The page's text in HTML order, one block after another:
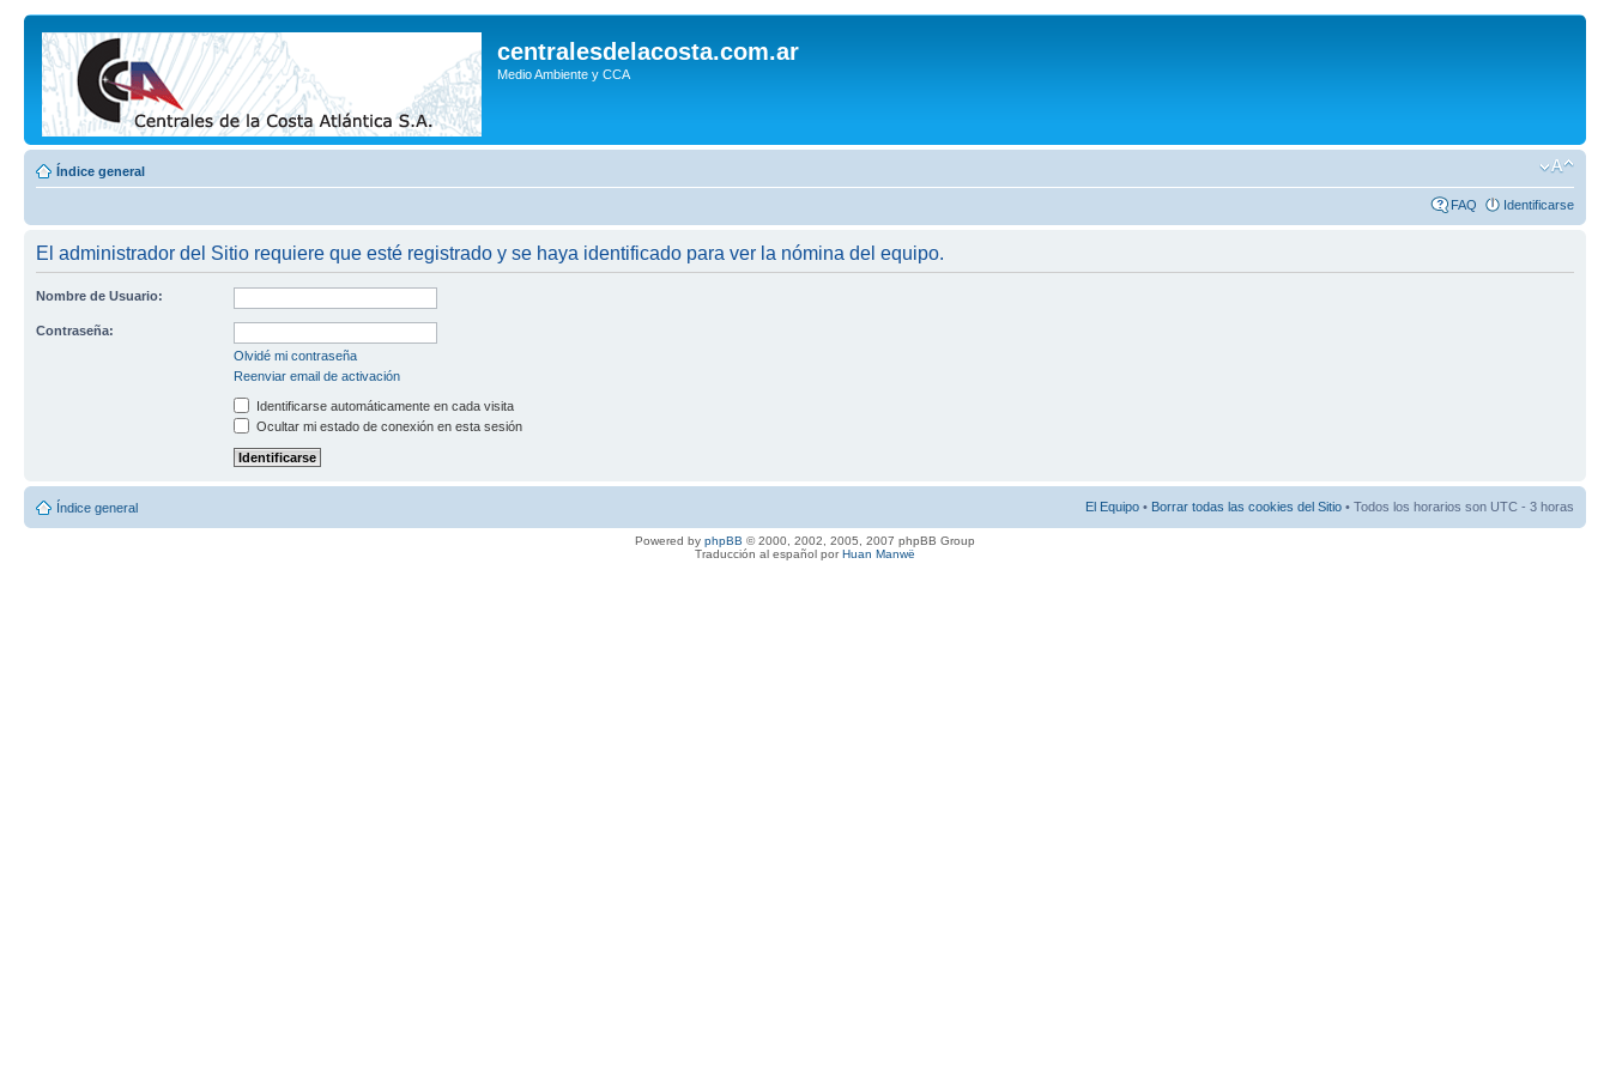
centralesdelacosta.com.ar
Medio Ambiente y CCA
Índice general
FAQ Identificarse
El administrador del Sitio requiere que esté registrado y se haya identificado para ver la nómina del equipo.
Nombre de Usuario:
Contraseña:
Olvidé mi contraseña
Reenviar email de activación
Identificarse automáticamente en cada visita
Ocultar mi estado de conexión en esta sesión
Índice general El Equipo • Borrar todas las cookies del Sitio • Todos los horarios son UTC - 3 horas
Powered by phpBB © 2000, 2002, 2005, 2007 phpBB Group
Traducción al español porHuan Manwë